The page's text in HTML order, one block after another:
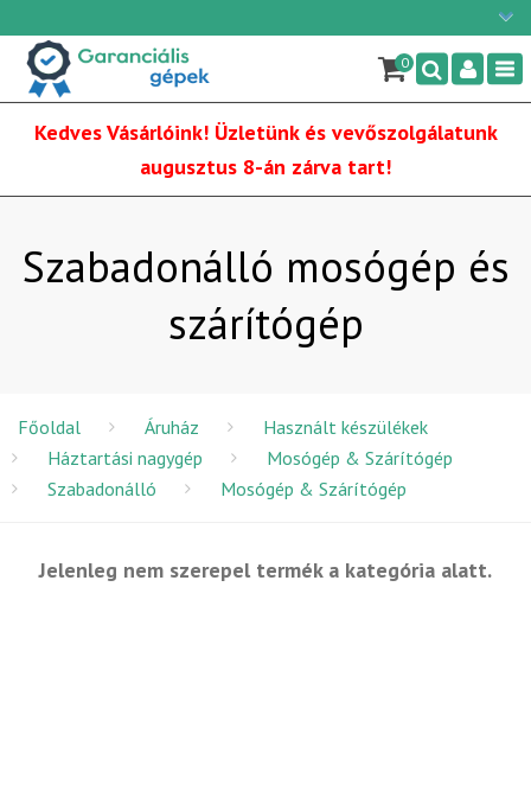
×
0
Kedves Vásárlóink! Üzletünk és vevőszolgálatunk
augusztus 8-án zárva tart!
Szabadonálló mosógép és
szárítógép
Főoldal Áruház
Használt készülékek
Háztartási nagygép
Mosógép & Szárítógép
Szabadonálló
Mosógép & Szárítógép
Jelenleg nem szerepel termék a kategória alatt.